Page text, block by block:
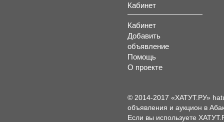
Кабинет
Кабинет
Добавить
объявление
Помощь
О проекте
© 2014-2017 «ХАТУТ.РУ»
объявления и аукцион в
Если вы используете